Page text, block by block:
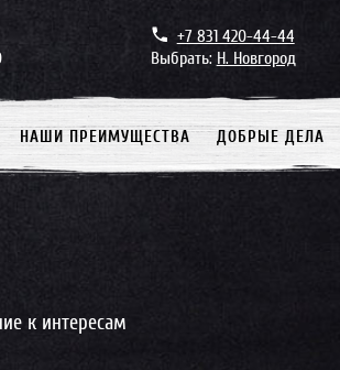
+7 831 420-44-44
Выбрать: Н. Новгород
НАШИ ПРЕИМУЩЕСТВА ДОБРЫЕ ДЕЛА
к интересам